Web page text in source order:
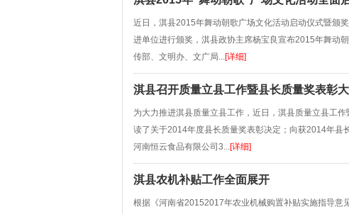
近日，淇县2015年舞动朝歌广场文化活动启动仪式暨颁
进单位进行颁奖，淇县政协主席杨宝良宣布2015年舞动
传部、文明办、文广局...[详细]
淇县召开质量立县工作暨县长质量奖表彰
为大力推进淇县质量立县工作，近日，淇县质量立县工
读了关于2014年度县长质量奖表彰决定；向获2014年县
河南恒云食品有限公司3...[详细]
淇县农机补贴工作全面展开
根据《河南省20152017年农业机械购置补贴实施指导